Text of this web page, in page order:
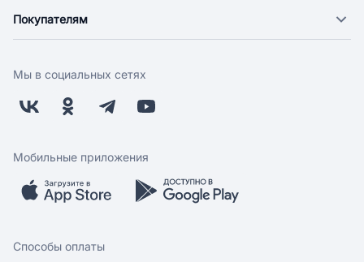
Новости
Поставщикам
Заводчикам
Обратная связь
Покупателям
Оплата
Бонусная программа
Скидки и акции
Мобильное приложение
Мы в социальных сетях
Мобильные приложения
Способы оплаты